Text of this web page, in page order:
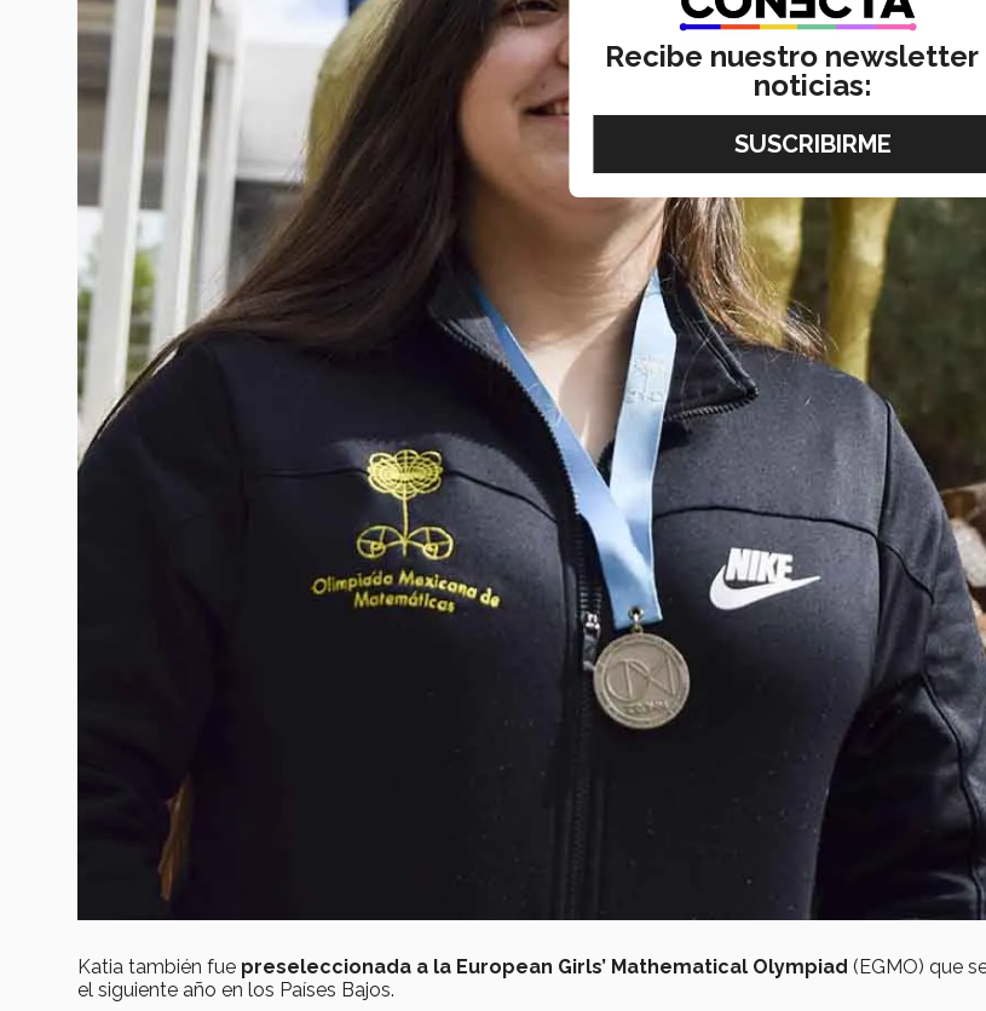
Katia también fue preseleccionada a la European Girls’ Mathematical Olympiad (EGMO) que
el siguiente año en los Países Bajos.
Recibe nuestro newsletter
noticias: